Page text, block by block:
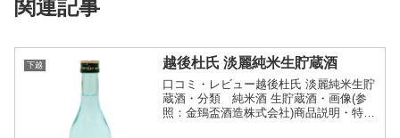
関連記事
下越 越後杜氏 淡麗純米生貯蔵酒
口コミ・レビュー越後杜氏 淡麗純米生貯
蔵酒・分類 純米酒 生貯蔵酒・画像(参
照：金鵄盃酒造株式会社)商品説明・特徴